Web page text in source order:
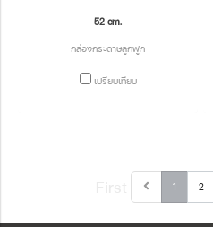
52 cm.
กล่องกระดาษลูกฟูก
เปรียบเทียบ
1 2